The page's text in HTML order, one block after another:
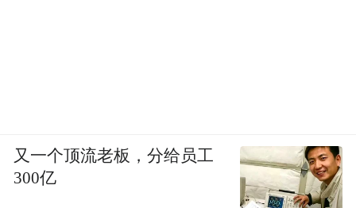
又一个顶流老板，分给员工
300亿